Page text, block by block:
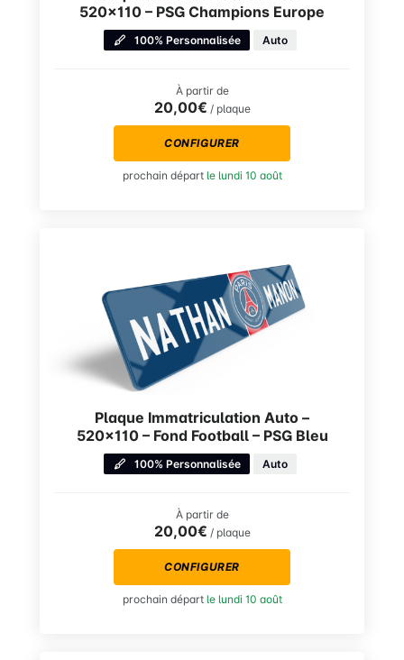
520×110 – PSG Champions Europe
100% Personnalisée Auto
À partir de
20,00€ / plaque
CONFIGURER
prochain départ le lundi 10 août
Plaque Immatriculation Auto –
520×110 – Fond Football – PSG Bleu
100% Personnalisée Auto
À partir de
20,00€ / plaque
CONFIGURER
prochain départ le lundi 10 août